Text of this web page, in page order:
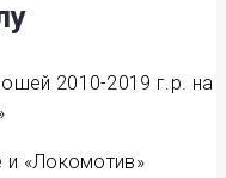
2010-2019 г.р. на
и «Локомотив»